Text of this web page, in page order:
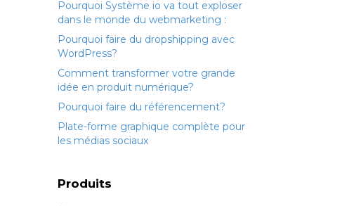
Pourquoi Système io va tout exploser
dans le monde du webmarketing :
Pourquoi faire du dropshipping avec
WordPress?
Comment transformer votre grande
idée en produit numérique?
Pourquoi faire du référencement?
Plate-forme graphique complète pour
les médias sociaux
Produits